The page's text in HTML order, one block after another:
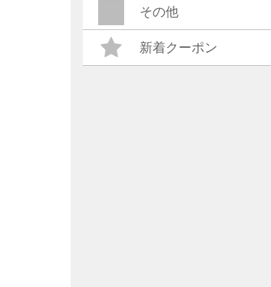
その他
新着クーポン